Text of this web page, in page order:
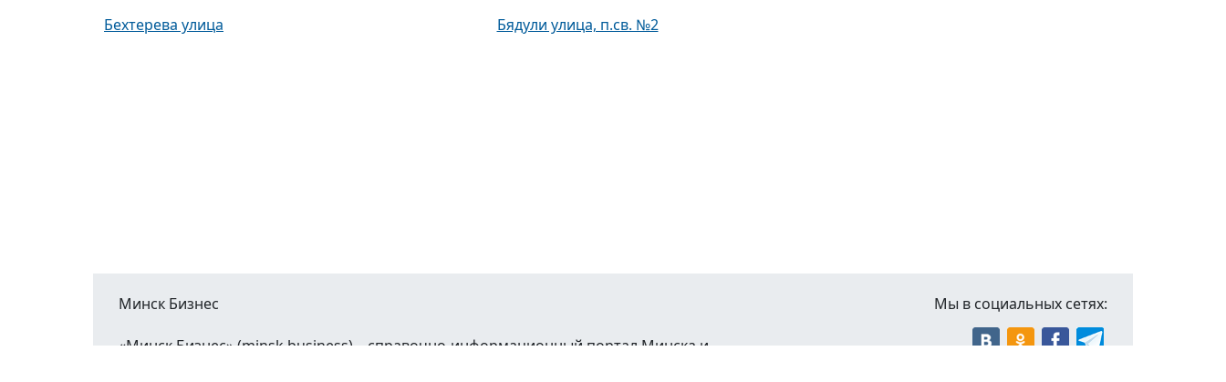
Бехтерева улица
Бядули улица, п.св. №2
Минск Бизнес
«Минск Бизнес» (minsk.business) – справочно-информационный портал Минска и
Мы в социальных сетях: